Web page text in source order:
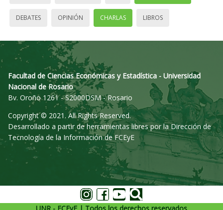
DEBATES OPINIÓN CHARLAS LIBROS
Facultad de Ciencias Económicas y Estadística - Universidad
Nacional de Rosario
Bv. Oroño 1261 - S2000DSM - Rosario
Copyright © 2021. All Rights Reserved.
Desarrollado a partir de herramientas libres por la Dirección de
Tecnología de la Información de FCEyE